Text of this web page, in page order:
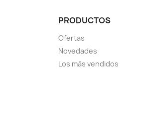
PRODUCTOS
Ofertas
Novedades
Los más vendidos